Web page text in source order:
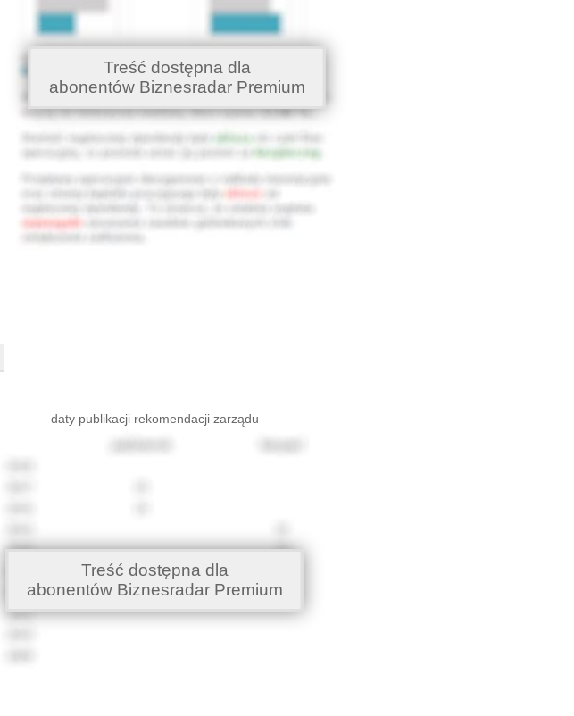
Treść dostępna dla
abonentów Biznesradar Premium
daty publikacji rekomendacji zarządu
Treść dostępna dla
abonentów Biznesradar Premium